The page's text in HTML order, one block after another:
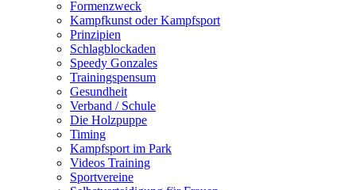
Formenzweck
Kampfkunst oder Kampfsport
Prinzipien
Schlagblockaden
Speedy Gonzales
Trainingspensum
Gesundheit
Verband / Schule
Die Holzpuppe
Timing
Kampfsport im Park
Videos Training
Sportvereine